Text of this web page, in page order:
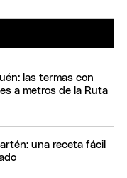
las termas con
a metros de la Ruta
una receta fácil